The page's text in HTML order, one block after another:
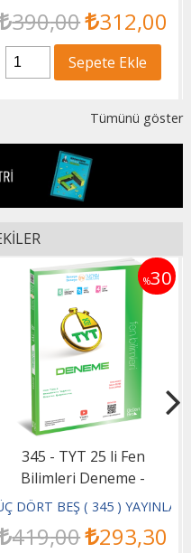
350,00 227,50
Sepete Ekle
Tümünü göster
%30
Palme TYT AYT Anlam ve
Paragraf Soru Kitabı
PALME YAYINCILIK
440,00 308,00